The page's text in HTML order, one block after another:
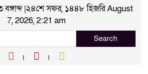
বঙ্গাব্দ |২৪শে সফর, ১৪৪৮ হিজরি August
7, 2026, 2:21 am
Search